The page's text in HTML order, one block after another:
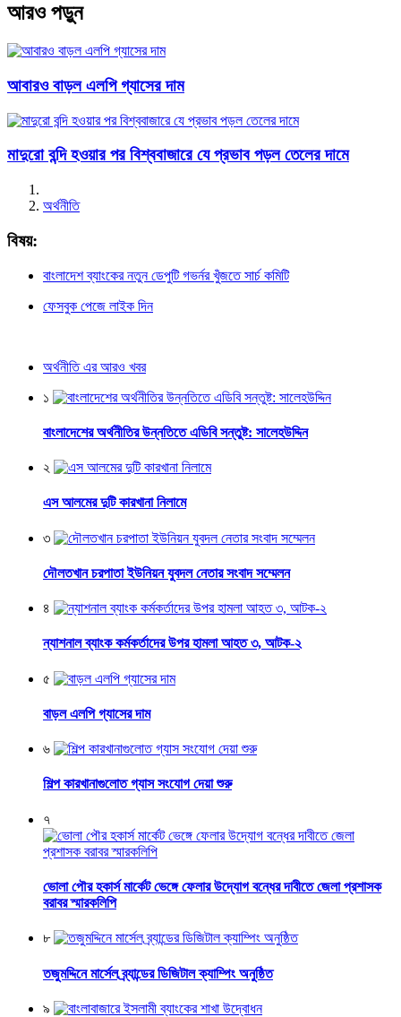
আরও পড়ুন
আবারও বাড়ল এলপি গ্যাসের দাম
মাদুরো বন্দি হওয়ার পর বিশ্ববাজারে যে প্রভাব পড়ল তেলের দামে
অর্থনীতি
বিষয়:
বাংলাদেশ ব্যাংকের নতুন ডেপুটি গভর্নর খুঁজতে সার্চ কমিটি
ফেসবুক পেজে লাইক দিন
অর্থনীতি এর আরও খবর
১
বাংলাদেশের অর্থনীতির উন্নতিতে এডিবি সন্তুষ্ট: সালেহউদ্দিন
২
এস আলমের দুটি কারখানা নিলামে
৩
দৌলতখান চরপাতা ইউনিয়ন যুবদল নেতার সংবাদ সম্মেলন
৪
ন্যাশনাল ব্যাংক কর্মকর্তাদের উপর হামলা আহত ৩, আটক-২
৫
বাড়ল এলপি গ্যাসের দাম
৬
শিল্প কারখানাগুলোত গ্যাস সংযোগ দেয়া শুরু
৭
ভোলা পৌর হকার্স মার্কেট ভেঙ্গে ফেলার উদ্যোগ বন্ধের দাবীতে জেলা প্রশাসক
বরাবর স্মারকলিপি
৮
তজুমদ্দিনে মার্সেল ব্র্যান্ডের ডিজিটাল ক্যাম্পিং অনুষ্ঠিত
৯